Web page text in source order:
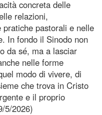
concreta delle
relazioni,
pratiche pastorali e nelle
In fondo il Sinodo non
da sé, ma a lasciar
nelle forme
modo di vivere, di
che trova in Cristo
e il proprio
5/2026)